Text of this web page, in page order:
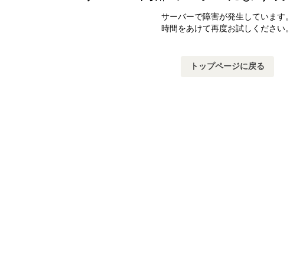
サーバーで障害が発生しています。
時間をあけて再度お試しください。
トップページに戻る